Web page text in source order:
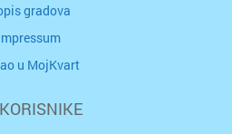
gradova
u MojKvart